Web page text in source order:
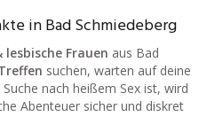
in Bad Schmiedeberg
Frauen aus Bad
suchen, warten auf deine
nach heißem Sex ist, wird
Abenteuer sicher und diskret